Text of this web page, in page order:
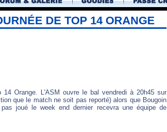
DE TOP 14 ORANGE
Orange. L'ASM ouvre le bal vendredi à 20h45 sur
que le match ne soit pas reporté) alors que Bougoin
joué le week end dernier recevra une équipe de